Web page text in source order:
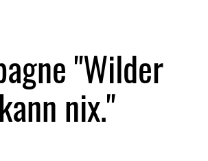
"Wilder
nix."